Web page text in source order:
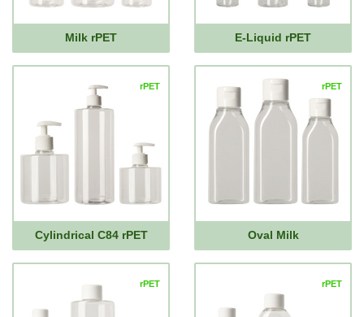
Milk rPET E-Liquid rPET
rPET
Cylindrical C84 rPET
rPET
Oval Milk
rPET rPET